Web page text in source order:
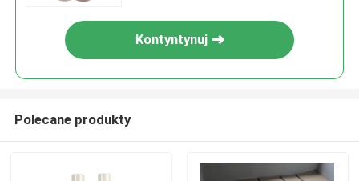
Kontyntynuj
Polecane produkty